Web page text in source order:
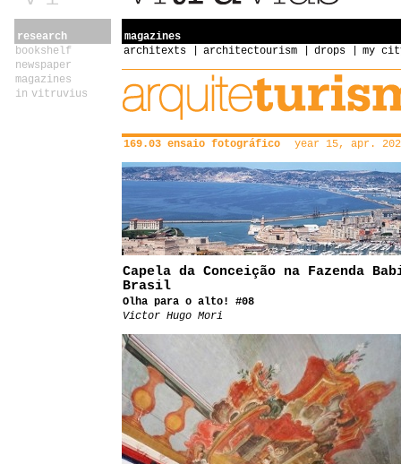
research
bookshelf
newspaper
magazines
in vitruvius
magazines
architexts
architectourism drops my
169.03 ensaio fotográfico year 15, apr.
Capela da Conceição na Fazenda
Brasil
Olha para o alto! #08
Victor Hugo Mori